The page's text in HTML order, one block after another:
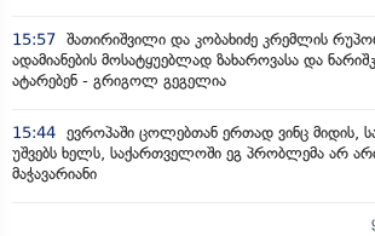
15:57 შათირიშვილი და კობახიძე კრემლის
ადამიანების მოსატყუებლად ზახაროვასა და
ატარებენ - გრიგოლ გეგელია
15:44 ევროპაში ცოლებთან ერთად ვინც მიდის,
უშვებს ხელს, საქართველოში ეგ პრობლემა არ
მაჭავარიანი